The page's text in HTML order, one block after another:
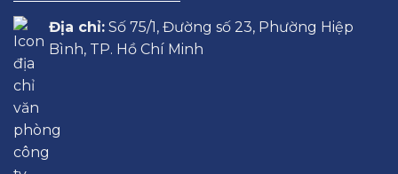
Địa chỉ: Số 75/1, Đường số 23, Phường Hiệp
Bình, TP. Hồ Chí Minh